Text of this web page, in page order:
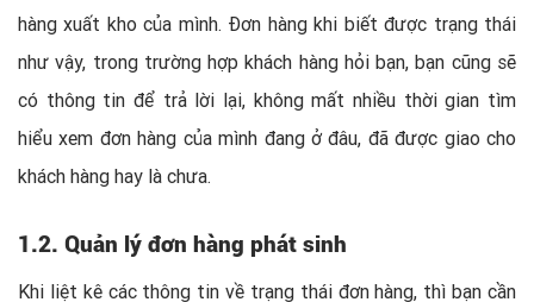
hàng xuất kho của mình. Đơn hàng khi biết được trạng thái
như vậy, trong trường hợp khách hàng hỏi bạn, bạn cũng sẽ
có thông tin để trả lời lại, không mất nhiều thời gian tìm
hiểu xem đơn hàng của mình đang ở đâu, đã được giao cho
khách hàng hay là chưa.
1.2. Quản lý đơn hàng phát sinh
Khi liệt kê các thông tin về trạng thái đơn hàng, thì bạn cần